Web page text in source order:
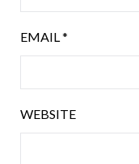
EMAIL *
WEBSITE